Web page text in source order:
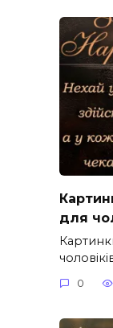
для
0